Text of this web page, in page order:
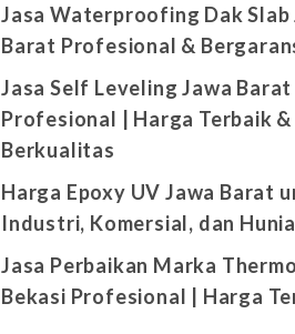
Jasa Waterproofing Dak Slab
Barat Profesional &
Jasa Self Leveling Jawa Barat
Profesional | Harga Terbaik &
Berkualitas
Harga Epoxy UV Jawa Barat
Industri, Komersial, dan
Jasa Perbaikan Marka
Bekasi Profesional | Harga